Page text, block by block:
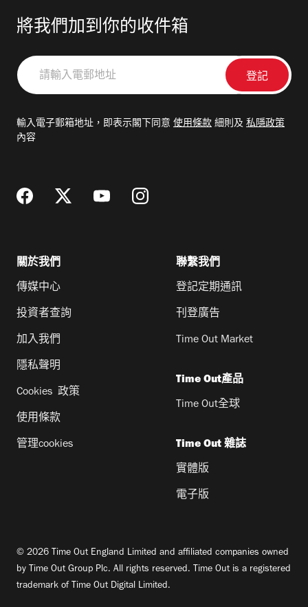
將我們加到你的收件箱
請
輸
郵
輸入電子郵箱地址，即表示閣下同意 使用條款 細則及 私隱政策
內容
關於我們
傳媒中心
投資者查詢
加入我們
隱私聲明
Cookies 政策
使用條款
管理cookies
聯繫我們
登記定期通訊
刊登廣告
Time Out Market
Time Out產品
Time Out全球
Time Out 雜誌
實體版
電子版
© 2026 Time Out England Limited and affiliated companies owned
by Time Out Group Plc. All rights reserved. Time Out is a registered
trademark of Time Out Digital Limited.